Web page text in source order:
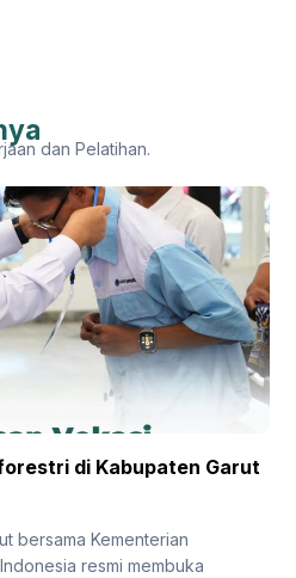
dan Pelatihan.
di Kabupaten Garut
bersama Kementerian
resmi membuka